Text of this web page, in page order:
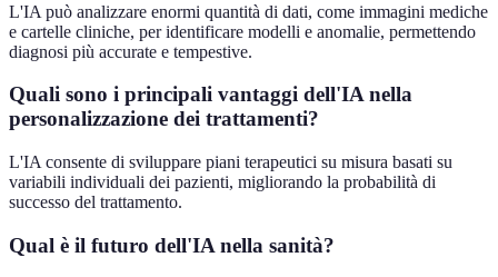
L'IA può analizzare enormi quantità di dati, come immagini mediche
e cartelle cliniche, per identificare modelli e anomalie, permettendo
diagnosi più accurate e tempestive.
Quali sono i principali vantaggi dell'IA nella
personalizzazione dei trattamenti?
L'IA consente di sviluppare piani terapeutici su misura basati su
variabili individuali dei pazienti, migliorando la probabilità di
successo del trattamento.
Qual è il futuro dell'IA nella sanità?